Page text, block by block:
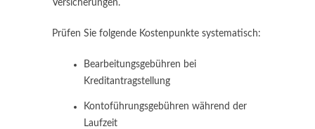
Versicherungen.
Prüfen Sie folgende Kostenpunkte systematisch:
Bearbeitungsgebühren bei
Kreditantragstellung
Kontoführungsgebühren während der
Laufzeit